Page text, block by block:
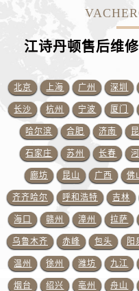
江诗丹顿售后维
北京 上海 广州 深圳
长沙 杭州 宁波 厦门
哈尔滨 合肥 济南
石家庄 苏州 长春
廊坊 昆山 广西 佛
齐齐哈尔 呼和浩特 吉林
海口 赣州 漳州 拉萨
乌鲁木齐 赤峰 包头 阳
温州 徐州 潍坊 九江
烟台 绍兴 亳州 舟山